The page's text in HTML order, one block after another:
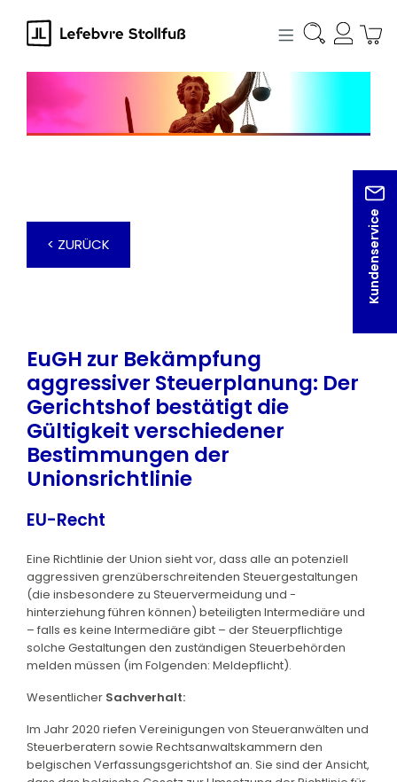
springen
Kundenservice
< ZURÜCK
EuGH zur Bekämpfung
aggressiver Steuerplanung: Der
Gerichtshof bestätigt die
Gültigkeit verschiedener
Bestimmungen der
Unionsrichtlinie
EU-Recht
Eine Richtlinie der Union sieht vor, dass alle an potenziell
aggressiven grenzüberschreitenden Steuergestaltungen
(die insbesondere zu Steuervermeidung und -
hinterziehung führen können) beteiligten Intermediäre und
– falls es keine Intermediäre gibt – der Steuerpflichtige
solche Gestaltungen den zuständigen Steuerbehörden
melden müssen (im Folgenden: Meldepflicht).
Wesentlicher Sachverhalt:
Im Jahr 2020 riefen Vereinigungen von Steueranwälten und
Steuerberatern sowie Rechtsanwaltskammern den
belgischen Verfassungsgerichtshof an. Sie sind der Ansicht,